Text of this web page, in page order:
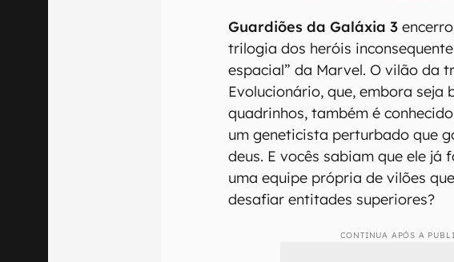
Guardiões da Galáxia 3
trilogia dos heróis
espacial” da Marvel. O vilão da
Evolucionário, que, embora seja
quadrinhos, também é
um geneticista perturbado que
deus. E vocês sabiam que ele já
uma equipe própria de vilões
desafiar entitades superiores?
CONTINUA APÓS A